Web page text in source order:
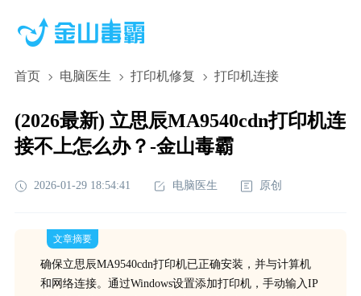
首页 电脑医生 打印机修复 打印机连接
(2026最新) 立思辰MA9540cdn打印机连
接不上怎么办？-金山毒霸
2026-01-29 18:54:41 电脑医生 原创
文章摘要
确保立思辰MA9540cdn打印机已正确安装，并与计算机
和网络连接。通过Windows设置添加打印机，手动输入IP